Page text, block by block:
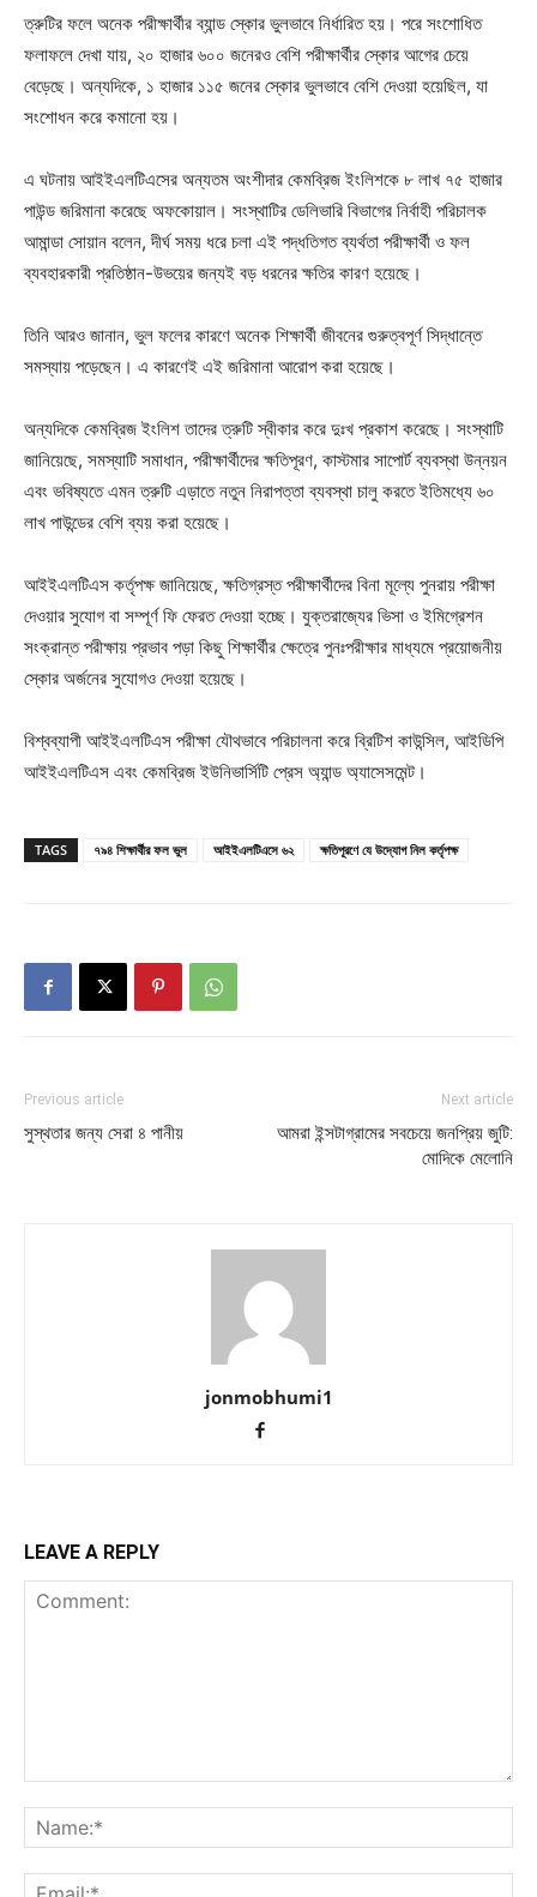
ত্রুটির ফলে অনেক পরীক্ষার্থীর ব্যান্ড স্কোর ভুলভাবে নির্ধারিত হয়। পরে সংশোধিত
ফলাফলে দেখা যায়, ২০ হাজার ৬০০ জনেরও বেশি পরীক্ষার্থীর স্কোর আগের চেয়ে
বেড়েছে। অন্যদিকে, ১ হাজার ১১৫ জনের স্কোর ভুলভাবে বেশি দেওয়া হয়েছিল, যা
সংশোধন করে কমানো হয়।
এ ঘটনায় আইইএলটিএসের অন্যতম অংশীদার কেমব্রিজ ইংলিশকে ৮ লাখ ৭৫ হাজার
পাউন্ড জরিমানা করেছে অফকোয়াল। সংস্থাটির ডেলিভারি বিভাগের নির্বাহী পরিচালক
আমান্ডা সোয়ান বলেন, দীর্ঘ সময় ধরে চলা এই পদ্ধতিগত ব্যর্থতা পরীক্ষার্থী ও ফল
ব্যবহারকারী প্রতিষ্ঠান-উভয়ের জন্যই বড় ধরনের ক্ষতির কারণ হয়েছে।
তিনি আরও জানান, ভুল ফলের কারণে অনেক শিক্ষার্থী জীবনের গুরুত্বপূর্ণ সিদ্ধান্তে
সমস্যায় পড়েছেন। এ কারণেই এই জরিমানা আরোপ করা হয়েছে।
অন্যদিকে কেমব্রিজ ইংলিশ তাদের ত্রুটি স্বীকার করে দুঃখ প্রকাশ করেছে। সংস্থাটি
জানিয়েছে, সমস্যাটি সমাধান, পরীক্ষার্থীদের ক্ষতিপূরণ, কাস্টমার সাপোর্ট ব্যবস্থা উন্নয়ন
এবং ভবিষ্যতে এমন ত্রুটি এড়াতে নতুন নিরাপত্তা ব্যবস্থা চালু করতে ইতিমধ্যে ৬০
লাখ পাউন্ডের বেশি ব্যয় করা হয়েছে।
আইইএলটিএস কর্তৃপক্ষ জানিয়েছে, ক্ষতিগ্রস্ত পরীক্ষার্থীদের বিনা মূল্যে পুনরায় পরীক্ষা
দেওয়ার সুযোগ বা সম্পূর্ণ ফি ফেরত দেওয়া হচ্ছে। যুক্তরাজ্যের ভিসা ও ইমিগ্রেশন
সংক্রান্ত পরীক্ষায় প্রভাব পড়া কিছু শিক্ষার্থীর ক্ষেত্রে পুনঃপরীক্ষার মাধ্যমে প্রয়োজনীয়
স্কোর অর্জনের সুযোগও দেওয়া হয়েছে।
বিশ্বব্যাপী আইইএলটিএস পরীক্ষা যৌথভাবে পরিচালনা করে ব্রিটিশ কাউন্সিল, আইডিপি
আইইএলটিএস এবং কেমব্রিজ ইউনিভার্সিটি প্রেস অ্যান্ড অ্যাসেসমেন্ট।
TAGS ৭৯৪ শিক্ষার্থীর ফল ভুল আইইএলটিএসে ৬২ ক্ষতিপূরণে যে উদ্যোগ নিল কর্তৃপক্ষ
Previous article
সুস্থতার জন্য সেরা ৪ পানীয়
Next article
আমরা ইন্সটাগ্রামের সবচেয়ে জনপ্রিয় জুটি:
মোদিকে মেলোনি
jonmobhumi1
LEAVE A REPLY